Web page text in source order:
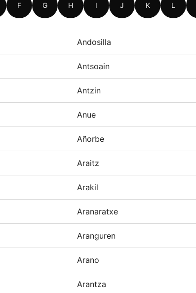
F G H I J K L
Andosilla
Antsoain
Antzin
Anue
Añorbe
Araitz
Arakil
Aranaratxe
Aranguren
Arano
Arantza